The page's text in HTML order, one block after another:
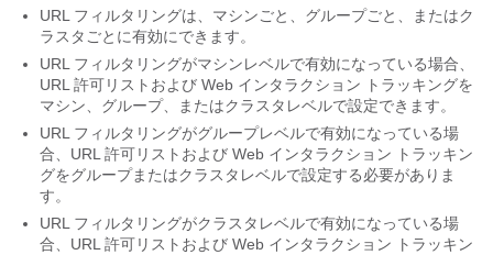
URL フィルタリングは、マシンごと、グループごと、またはク
ラスタごとに有効にできます。
URL フィルタリングがマシンレベルで有効になっている場合、
URL 許可リストおよび Web インタラクション トラッキングを
マシン、グループ、またはクラスタレベルで設定できます。
URL フィルタリングがグループレベルで有効になっている場
合、URL 許可リストおよび Web インタラクション トラッキン
グをグループまたはクラスタレベルで設定する必要がありま
す。
URL フィルタリングがクラスタレベルで有効になっている場
合、URL 許可リストおよび Web インタラクション トラッキン